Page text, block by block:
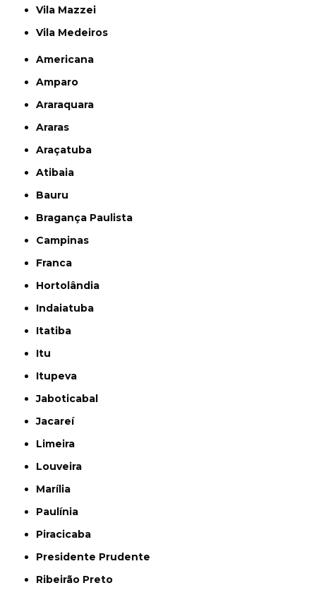
Vila Mazzei
Vila Medeiros
Americana
Amparo
Araraquara
Araras
Araçatuba
Atibaia
Bauru
Bragança Paulista
Campinas
Franca
Hortolândia
Indaiatuba
Itatiba
Itu
Itupeva
Jaboticabal
Jacareí
Limeira
Louveira
Marília
Paulínia
Piracicaba
Presidente Prudente
Ribeirão Preto